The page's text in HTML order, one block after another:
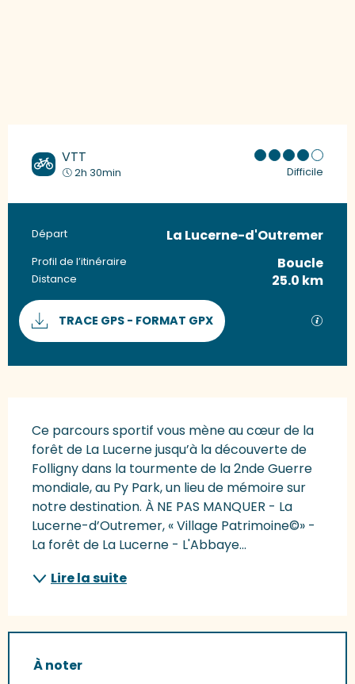
VTT
2h 30min Difficile
Informations pratiques
Départ La Lucerne-d'Outremer
Profil de l’itinéraire Boucle
Distance 25.0 km
Documentation
TRACE GPS - FORMAT GPX
Ce parcours sportif vous mène au cœur de la
forêt de La Lucerne jusqu’à la découverte de
Folligny dans la tourmente de la 2nde Guerre
mondiale, au Py Park, un lieu de mémoire sur
notre destination. À NE PAS MANQUER - La
Lucerne-d’Outremer, « Village Patrimoine©» -
La forêt de La Lucerne - L'Abbaye...
Lire la suite
À noter